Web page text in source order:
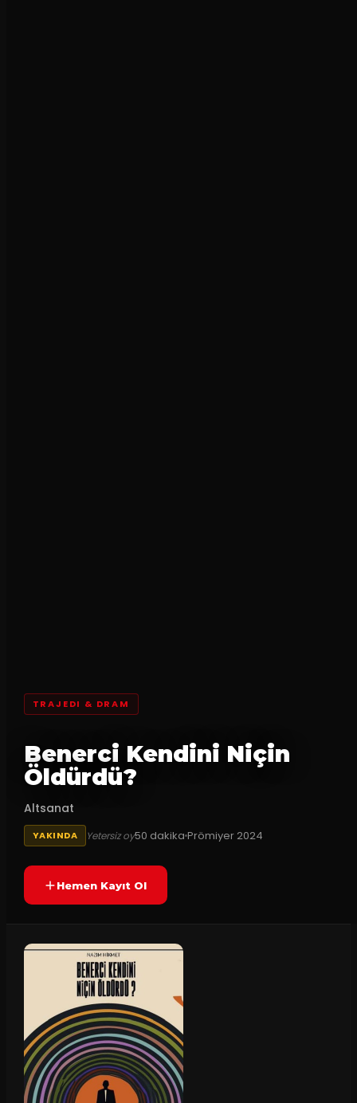
TRAJEDI & DRAM
Benerci Kendini Niçin
Öldürdü?
Altsanat
YAKINDA Yetersiz oy50 dakikaPrömiyer 2024
Hemen Kayıt Ol